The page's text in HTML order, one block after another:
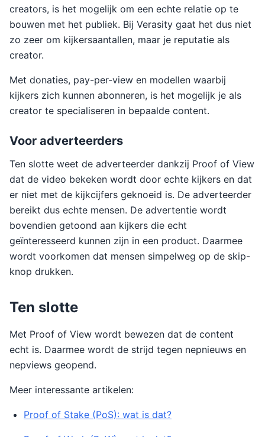
creators, is het mogelijk om een echte relatie op te
bouwen met het publiek. Bij Verasity gaat het dus niet
zo zeer om kijkersaantallen, maar je reputatie als
creator.
Met donaties, pay-per-view en modellen waarbij
kijkers zich kunnen abonneren, is het mogelijk je als
creator te specialiseren in bepaalde content.
Voor adverteerders
Ten slotte weet de adverteerder dankzij Proof of View
dat de video bekeken wordt door echte kijkers en dat
er niet met de kijkcijfers geknoeid is. De adverteerder
bereikt dus echte mensen. De advertentie wordt
bovendien getoond aan kijkers die echt
geïnteresseerd kunnen zijn in een product. Daarmee
wordt voorkomen dat mensen simpelweg op de skip-
knop drukken.
Ten slotte
Met Proof of View wordt bewezen dat de content
echt is. Daarmee wordt de strijd tegen nepnieuws en
nepviews geopend.
Meer interessante artikelen:
Proof of Stake (PoS): wat is dat?